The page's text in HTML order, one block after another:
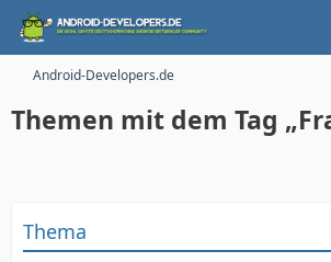
Android-Developers.de
Themen mit dem Tag
Thema